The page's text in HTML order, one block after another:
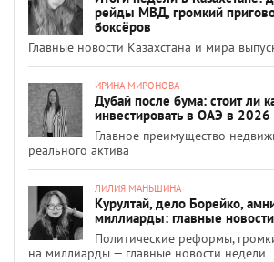
рейды МВД, громкий
боксёров
Главные новости Казахстана и мира
ИРИНА МИРОНОВА
Дубай после бума: стоит ли
инвестировать в ОАЭ в 2026
Главное преимущество
реального актива
ЛИЛИЯ МАНЬШИНА
Курултай, дело Борейко,
миллиарды: главные
Политические реформы,
на миллиарды — главные новости недели